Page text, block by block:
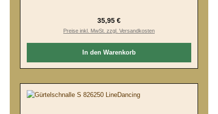
Regulärer Preis:
35,95 €
Preise inkl. MwSt. zzgl. Versandkosten
In den Warenkorb